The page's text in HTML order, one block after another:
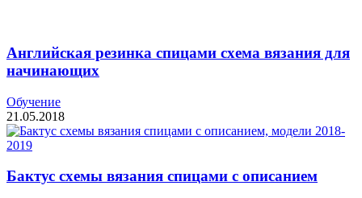
Английская резинка спицами схема вязания для
начинающих
Обучение
21.05.2018
Бактус схемы вязания спицами с описанием